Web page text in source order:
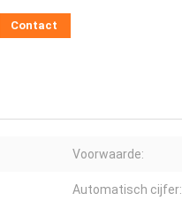
Contact
Voorwaarde:
Automatisch cijfer: